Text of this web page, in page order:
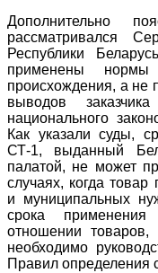
Дополнительно
рассматривался
Республики
применены нормы
происхождения, а
выводов
национального
Как указали суды,
СТ-1, выданный
палатой, не может
случаях, когда товар
и муниципальных
срока
отношении товаров,
необходимо
Правил определения